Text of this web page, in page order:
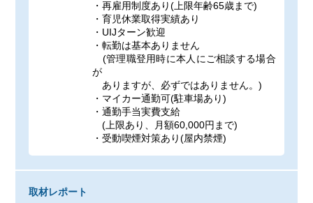
・再雇用制度あり(上限年齢65歳まで)
・育児休業取得実績あり
・UIJターン歓迎
・転勤は基本ありません
(管理職登用時に本人にご相談する場合
が
ありますが、必ずではありません。)
・マイカー通勤可(駐車場あり)
・通勤手当実費支給
(上限あり、月額60,000円まで)
・受動喫煙対策あり(屋内禁煙)
取材レポート